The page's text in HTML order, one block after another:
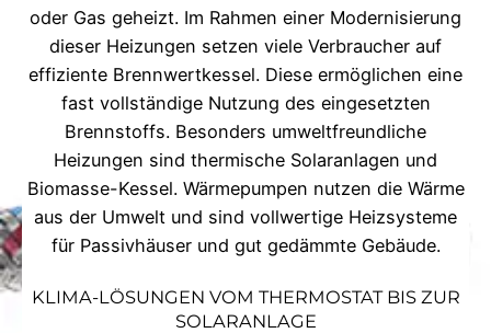
oder Gas geheizt. Im Rahmen einer Modernisierung
dieser Heizungen setzen viele Verbraucher auf
effiziente Brennwertkessel. Diese ermöglichen eine
fast vollständige Nutzung des eingesetzten
Brennstoffs. Besonders umweltfreundliche
Heizungen sind thermische Solaranlagen und
Biomasse-Kessel. Wärmepumpen nutzen die Wärme
aus der Umwelt und sind vollwertige Heizsysteme
für Passivhäuser und gut gedämmte Gebäude.
KLIMA-LÖSUNGEN VOM THERMOSTAT BIS ZUR
SOLARANLAGE